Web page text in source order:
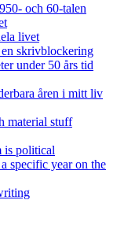
och 60-talen
livet
skrivblockering
under 50 års tid
åren i mitt liv
material stuff
is political
specific year on the